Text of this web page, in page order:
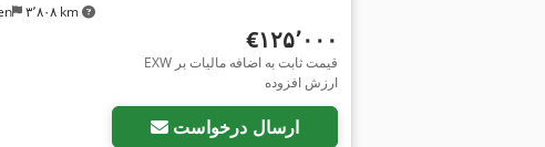
۳٬۸۰۸ km
‎€۱۲۵٬۰۰۰
EXW قیمت ثابت به اضافه مالیات بر
ارزش افزوده
ارسال درخواست